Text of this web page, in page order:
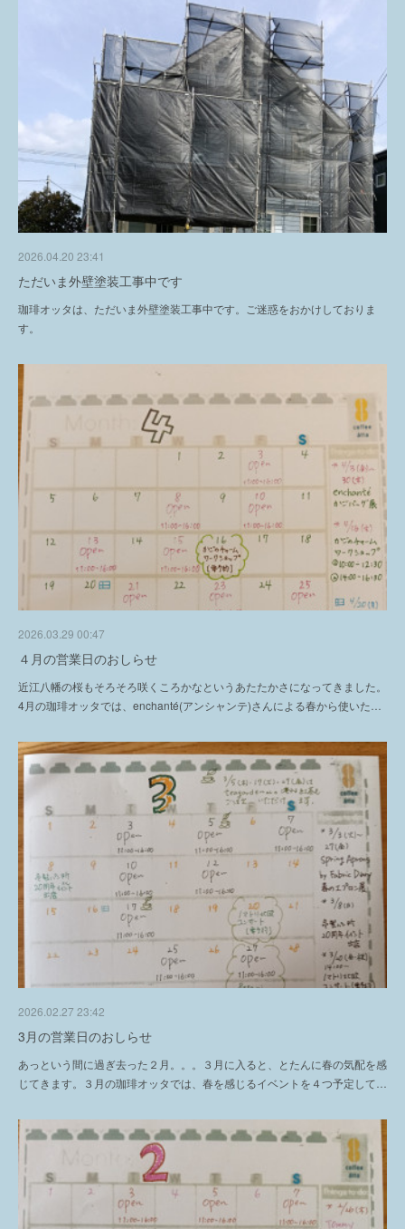
2026.04.20 23:41
ただいま外壁塗装工事中です
珈琲オッタは、ただいま外壁塗装工事中です。ご迷惑をおかけしておりま
す。
2026.03.29 00:47
４月の営業日のおしらせ
近江八幡の桜もそろそろ咲くころかなというあたたかさになってきました。
4月の珈琲オッタでは、enchanté(アンシャンテ)さんによる春から使いた…
2026.02.27 23:42
3月の営業日のおしらせ
あっという間に過ぎ去った２月。。。３月に入ると、とたんに春の気配を感
じてきます。３月の珈琲オッタでは、春を感じるイベントを４つ予定して…